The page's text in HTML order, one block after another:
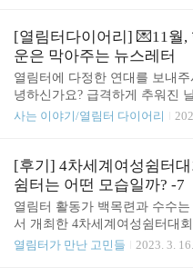
소 유랑 활동가의 후기 : “옛날
이 더 몰입감과 여운이 깊었습
렇게 ..
23년을 열림터와 함께 보냈던
보내보았어요. 13개의 소중한
한 편지를 여러분들과 나눠봅
분의 편안한 연말 기원합니다.
모두 건강하고 즐거운 새해를
요! 새해에는 좀 더 즐겁게, 힘차
[열림터다이어리] 💌11월,
운은 막아주는 뉴스레터
열림터에 다정한 연대를 보내
녕하신가요? 급격하게 추워진
않으셨는지요. 사실 제가 독감
이 다 갔습니다. 2023년이 한 달
믿을 수가 없습니다. 새해다짐
저는 내년 일기장에 새해다짐
습이 벌써 그려집니다. 1번, 운
를 하겠다. 3번, 책을 읽겠다..
죠? 다들 그러시죠? 그래도 어
사는 이야기/열림터 다이어리
[후기] 4차세계여성쉼터
쉼터는 어떤 모습일까? -7
열림터 활동가 백목련과 수수는
서 개최한 4차세계여성쉼터대
난 후기에서는 '스터디투어' 후
열림터가 만난 고민들 2023. 3.